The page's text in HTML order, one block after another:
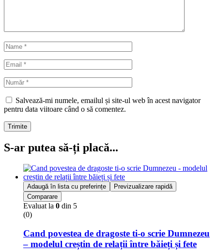
Salvează-mi numele, emailul și site-ul web în acest navigator
pentru data viitoare când o să comentez.
Trimite
S-ar putea să-ți placă...
Adaugă în lista cu preferințe
Previzualizare rapidă
Comparare
Evaluat la 0 din 5
(0)
Cand povestea de dragoste ti-o scrie Dumnezeu
– modelul creștin de relații între băieți și fete